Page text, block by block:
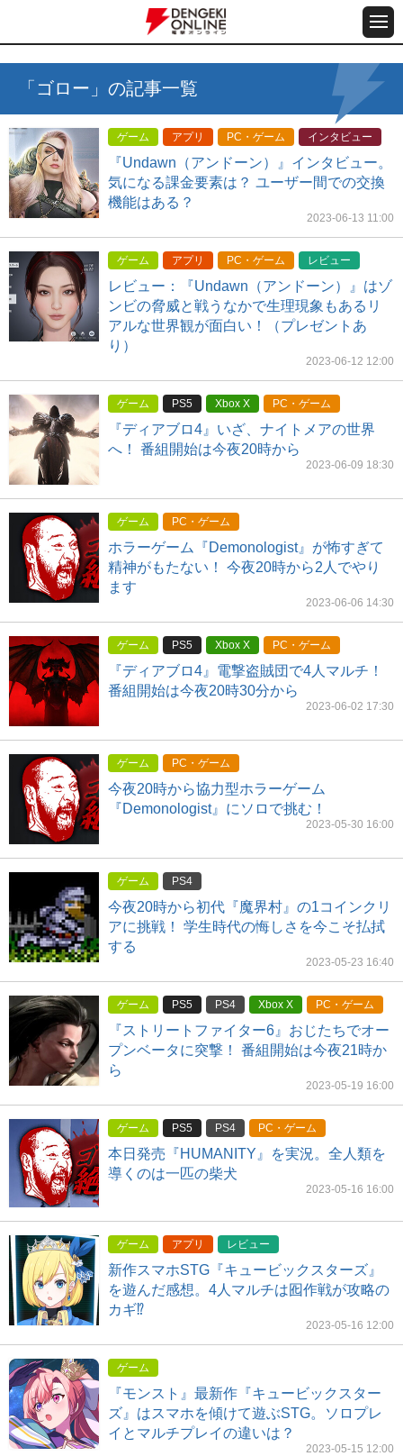
「ゴロー」の記事一覧
ゲーム アプリ PC・ゲーム インタビュー
『Undawn（アンドーン）』インタビュー。
気になる課金要素は？ ユーザー間での交換
機能はある？
2023-06-13 11:00
ゲーム アプリ PC・ゲーム レビュー
レビュー：『Undawn（アンドーン）』はゾ
ンビの脅威と戦うなかで生理現象もあるリ
アルな世界観が面白い！（プレゼントあ
り）
2023-06-12 12:00
ゲーム PS5 Xbox X PC・ゲーム
『ディアブロ4』いざ、ナイトメアの世界
へ！ 番組開始は今夜20時から
2023-06-09 18:30
ゲーム PC・ゲーム
ホラーゲーム『Demonologist』が怖すぎて
精神がもたない！ 今夜20時から2人でやり
ます
2023-06-06 14:30
ゲーム PS5 Xbox X PC・ゲーム
『ディアブロ4』電撃盗賊団で4人マルチ！
番組開始は今夜20時30分から
2023-06-02 17:30
ゲーム PC・ゲーム
今夜20時から協力型ホラーゲーム
『Demonologist』にソロで挑む！
2023-05-30 16:00
ゲーム PS4
今夜20時から初代『魔界村』の1コインクリ
アに挑戦！ 学生時代の悔しさを今こそ払拭
する
2023-05-23 16:40
ゲーム PS5 PS4 Xbox X PC・ゲーム
『ストリートファイター6』おじたちでオー
プンベータに突撃！ 番組開始は今夜21時か
ら
2023-05-19 16:00
ゲーム PS5 PS4 PC・ゲーム
本日発売『HUMANITY』を実況。全人類を
導くのは一匹の柴犬
2023-05-16 16:00
ゲーム アプリ レビュー
新作スマホSTG『キュービックスターズ』
を遊んだ感想。4人マルチは囮作戦が攻略の
カギ⁉
2023-05-16 12:00
ゲーム
『モンスト』最新作『キュービックスター
ズ』はスマホを傾けて遊ぶSTG。ソロプレ
イとマルチプレイの違いは？
2023-05-15 12:00